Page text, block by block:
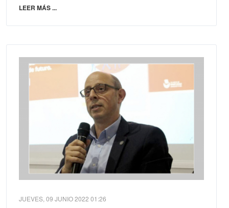
LEER MÁS ...
JUEVES, 09 JUNIO 2022 01:26